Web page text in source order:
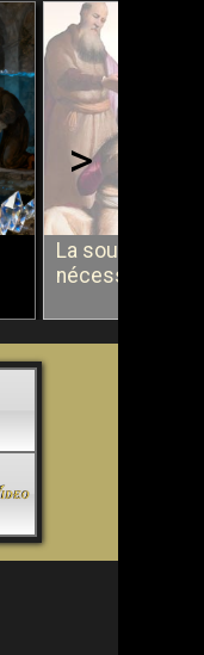
La soumission
nécessité du
>